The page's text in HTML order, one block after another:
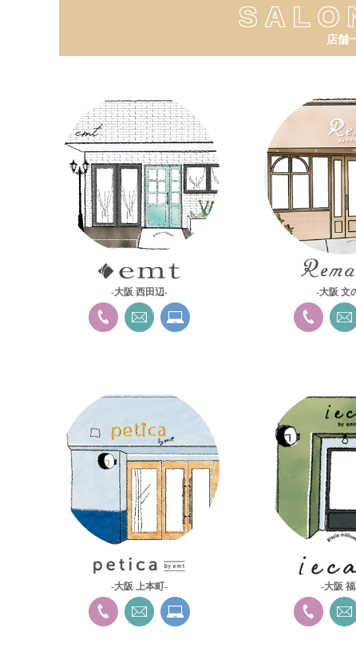
店舗
-大阪 西田辺- -大阪 文
-大阪 上本町- -大阪